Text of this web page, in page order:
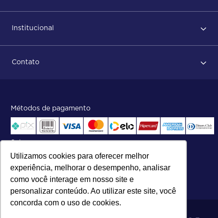
Utilizamos cookies para oferecer melhor
experiência, melhorar o desempenho, analisar
como você interage em nosso site e
personalizar conteúdo. Ao utilizar este site, você
concorda com o uso de cookies.
Após conclusão do pedido
Status do pedido e acompanhamento da entrega
Institucional
ISO
Contato
Central de atendimento:
Telefone:(27) 2121-9000
Segunda a Sexta das 8h às 17h30
Métodos de pagamento
Selos